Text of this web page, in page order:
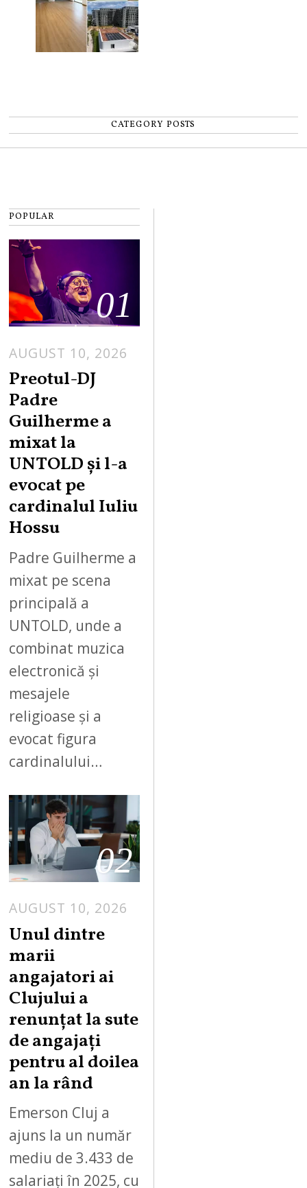
CATEGORY POSTS
POPULAR
01
AUGUST 10, 2026
,
2
Preotul-DJ
Padre
Guilherme a
mixat la
UNTOLD și l-a
evocat pe
cardinalul Iuliu
Hossu
Padre Guilherme a
mixat pe scena
principală a
UNTOLD, unde a
combinat muzica
electronică și
mesajele
religioase și a
evocat figura
cardinalului…
02
AUGUST 10, 2026
Unul dintre
marii
angajatori ai
Clujului a
renunțat la sute
de angajați
pentru al doilea
an la rând
Emerson Cluj a
ajuns la un număr
mediu de 3.433 de
salariați în 2025, cu